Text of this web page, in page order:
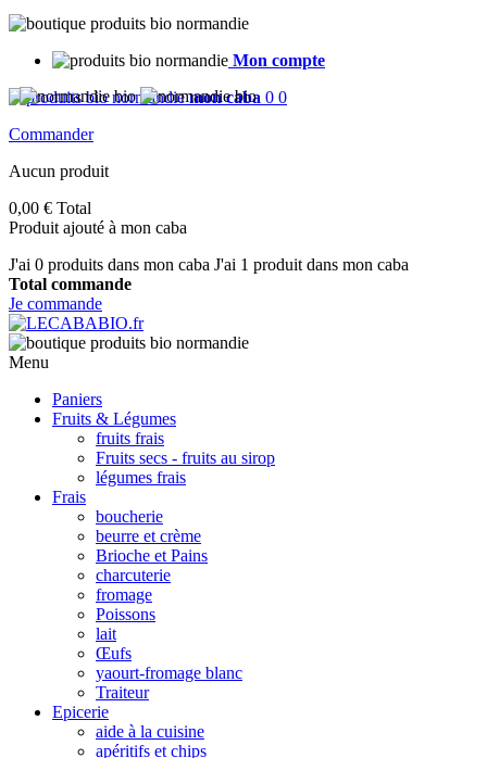
Mon compte
mon caba 0 0
Commander
Aucun produit
0,00 € Total
Produit ajouté à mon caba
J'ai 0 produits dans mon caba J'ai 1 produit dans mon caba
Total commande
Je commande
Menu
Paniers
Fruits & Légumes
fruits frais
Fruits secs - fruits au sirop
légumes frais
Frais
boucherie
beurre et crème
Brioche et Pains
charcuterie
fromage
Poissons
lait
Œufs
yaourt-fromage blanc
Traiteur
Epicerie
aide à la cuisine
apéritifs et chips